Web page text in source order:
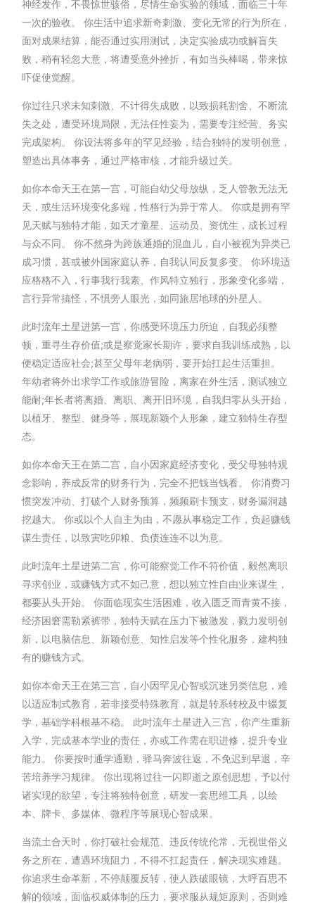
神经发作，不畏惊世骇俗，尽情生命实验的领域，面临三十年
一次的验收。 你生活中追求新奇刺激、变化无常的行为所在，
面对成果结算，能否通过实用测试，决定实验成功或解盲失
败，稍有轻忽大意，将遭受意外挫折，有如当头棒喝，带来惊
吓促使觉醒。
你过往只求未知刺激、不计得失成败，以致损耗割舍、不断流
失之处，遭受环境局限，无法任性妄为，需要专注经营、务实
完成架构。 你设法将多年的罕见经验，结合独特的发明创意，
塑造出具体事务，通过严格审核，才能升级过关。
如你本命天王在第一宫，可能自幼父母放纵，乏人管教无法无
天，或生活环境变化多端，性格行为异于常人。 你或是拥有罕
见天赋与独特才能，如天才童星、运动员、资优生，成长过程
与众不同。 你不然身为跨族通婚的混血儿，自小被视为异类已
成习惯，甚或被外国家庭认养，自我认同反复多变。 你环境适
应格格不入，行事我行我素、作风特立独行，形象变化多端，
言行异常搞怪，不惧旁人眼光，如同旅居地球的外星人。
此时流年土星进第一宫，你感受环境压力所迫，自我必须整
顿，重寻生存价值;或是察觉家长期许，要求自我训练成熟，以
便稳定适应社会;甚至父母年老病弱，要开始扛起生活重担。
年幼者将外出求学工作或旅游冒险，离家在外生活，测试独立
能耐;年长者将离婚、离职、离开旧环境，自我归零从头开始，
以植牙、整型、健身等，展现新颖个人形象，建立独特生存型
态。
如你本命天王在第二宫，自小因家庭经济变化，受父母独特观
念影响，养成反常的财务行为，完全不把钱当钱看。 你消费习
惯突发冲动、打破个人财务预算，频频刷卡预支，财务漏洞越
挖越大。 你或以个人自主为由，不愿从事稳定工作，负起赚钱
谋生责任，以致寅吃卯粮、负债连连不以为意。
此时流年土星进第二宫，你可能察觉工作不符价值，毅然离职
寻求创业，或赚钱方式不如己意，想以独立性自由业来谋生，
都要从头开始。 你面临现实生活困难，收入匮乏而青黄不接，
经济困窘需勒紧裤带，独特天赋在压力下被激发，戮力发明创
新，以电脑信息、新颖创意、知性启发等个性化服务，建构独
有的赚钱方式。
如你本命天王在第三宫，自小因罕见心智或沉迷另类信息，难
以适应制式教育，若非接受特殊教育，就是转系转校及中辍复
学，基础学科根基不稳。 此时流年土星进入三宫，你产生重新
入学，完成基本学业的责任，亦或工作需在职进修，提升专业
能力。 你要按时通学通勤，驿马奔波往返，不免迟到早退，辛
苦培养学习规律。 你出现将过往一闪即逝之原创思想，予以付
诸实现的欲望，专注将独特创意，研发一套思维工具，以绘
本、牌卡、多媒体、微程序等展现心智成果。
当流土合天时，你打破社会规范、违反传统伦常，无视世俗义
务之所在，遭遇环境阻力，不得不扛起责任，解决现实难题。
你追求生命革新，不停颠覆反转，使人跌破眼镜，大呼百思不
解的领域，面临权威体制的压力，要求服从规矩原则，否则难